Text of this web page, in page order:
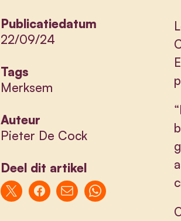
Publicatiedatum
22/09/24
Tags
Merksem
Auteur
Pieter De Cock
Deel dit artikel